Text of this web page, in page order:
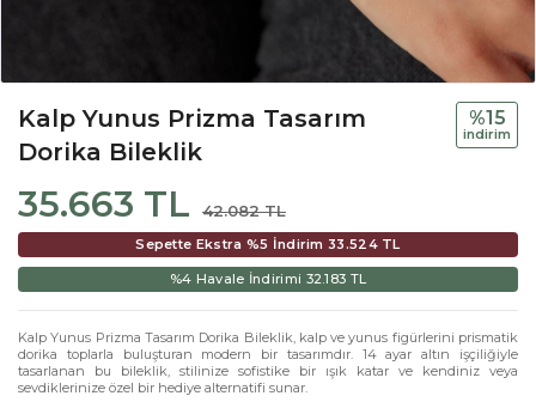
Kalp Yunus Prizma Tasarım
Dorika Bileklik
35.663 TL 42.082 TL
%15
i̇ndi̇ri̇m
Sepette Ekstra %5 İndirim 33.524 TL
%4 Havale İndirimi 32.183 TL
Kalp Yunus Prizma Tasarım Dorika Bileklik, kalp ve yunus figürlerini prismatik
dorika toplarla buluşturan modern bir tasarımdır. 14 ayar altın işçiliğiyle
tasarlanan bu bileklik, stilinize sofistike bir ışık katar ve kendiniz veya
sevdiklerinize özel bir hediye alternatifi sunar.